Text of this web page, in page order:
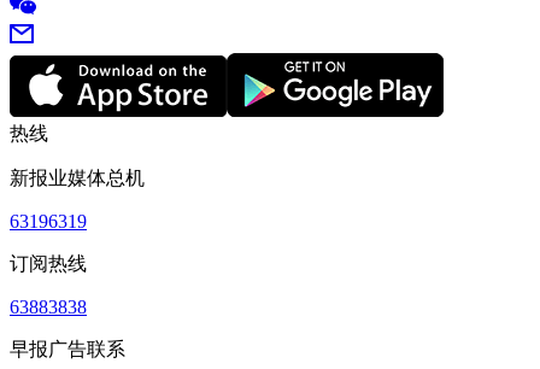
热线
新报业媒体总机
63196319
订阅热线
63883838
早报广告联系